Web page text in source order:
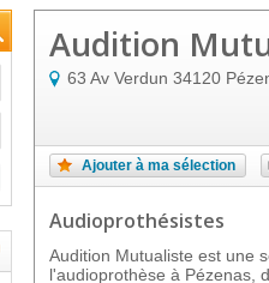
Audition
63 Av Verdun 34120
Ajouter à ma sélection
Audioprothésistes
Audition Mutualiste est une
l'audioprothèse à Pézenas,